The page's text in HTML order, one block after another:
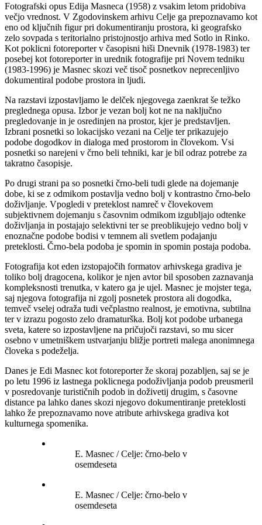
Fotografski opus Edija Masneca (1958) z vsakim letom pridobiva
večjo vrednost. V Zgodovinskem arhivu Celje ga prepoznavamo kot
eno od ključnih figur pri dokumentiranju prostora, ki geografsko
zelo sovpada s teritorialno pristojnostjo arhiva med Sotlo in Rinko.
Kot poklicni fotoreporter v časopisni hiši Dnevnik (1978-1983) ter
posebej kot fotoreporter in urednik fotografije pri Novem tedniku
(1983-1996) je Masnec skozi več tisoč posnetkov neprecenljivo
dokumentiral podobe prostora in ljudi.
Na razstavi izpostavljamo le delček njegovega zaenkrat še težko
preglednega opusa. Izbor je vezan bolj kot ne na naključno
pregledovanje in je osredinjen na prostor, kjer je predstavljen.
Izbrani posnetki so lokacijsko vezani na Celje ter prikazujejo
podobe dogodkov in dialoga med prostorom in človekom. Vsi
posnetki so narejeni v črno beli tehniki, kar je bil odraz potrebe za
takratno časopisje.
Po drugi strani pa so posnetki črno-beli tudi glede na dojemanje
dobe, ki se z odmikom postavlja vedno bolj v kontrastno črno-belo
doživljanje. Vpogledi v preteklost namreč v človekovem
subjektivnem dojemanju s časovnim odmikom izgubljajo odtenke
doživljanja in postajajo selektivni ter se preoblikujejo vedno bolj v
enoznačne podobe bodisi v temnem ali svetlem podajanju
preteklosti. Črno-bela podoba je spomin in spomin postaja podoba.
Fotografija kot eden izstopajočih formatov arhivskega gradiva je
toliko bolj dragocena, kolikor je njen avtor bil sposoben zaznavanja
kompleksnosti trenutka, v katero ga je ujel. Masnec je mojster tega,
saj njegova fotografija ni zgolj posnetek prostora ali dogodka,
temveč vselej odraža tudi večplastno realnost, je emotivna, subtilna
ter v izrazu pogosto zelo dramaturška. Bolj kot podobe urbanega
sveta, katere so izpostavljene na pričujoči razstavi, so mu sicer
osebno v umetniškem ustvarjanju bližje portreti malega anonimnega
človeka s podeželja.
Danes je Edi Masnec kot fotoreporter že skoraj pozabljen, saj se je
po letu 1996 iz lastnega poklicnega podoživljanja podob preusmeril
v posredovanje turističnih podob in doživetij drugim, s časovne
distance pa lahko danes skozi njegovo dokumentiranje preteklosti
lahko že prepoznavamo nove atribute arhivskega gradiva kot
kulturnega spomenika.
E. Masnec / Celje: črno-belo v
osemdeseta
E. Masnec / Celje: črno-belo v
osemdeseta